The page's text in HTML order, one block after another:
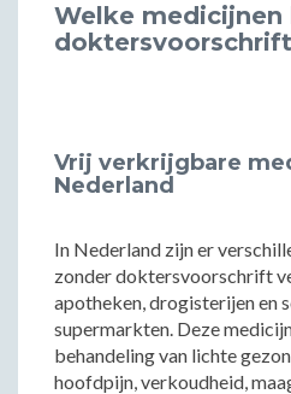
Welke medicijnen
Vrij verkrijgbare
Nederland
In Nederland zijn er
zonder doktersvoorschrift
apotheken, drogisterijen en
supermarkten. Deze
behandeling van lichte
hoofdpijn, verkoudheid,